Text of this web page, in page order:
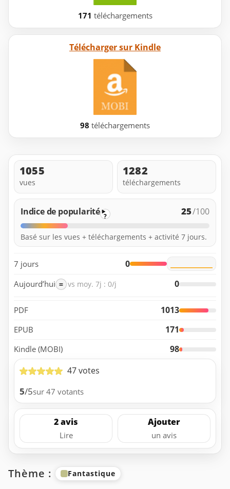
171 téléchargements
Télécharger sur Kindle
98 téléchargements
1055
vues
1282
téléchargements
Indice de popularité ? 25/100
Basé sur les vues + téléchargements + activité 7 jours.
7 jours 0
Aujourd’hui = vs moy. 7j : 0/j 0
PDF 1013
EPUB 171
Kindle (MOBI)
98
47 votes
5/5sur 47 votants
2 avis
Lire
Ajouter
un avis
Thème : Fantastique